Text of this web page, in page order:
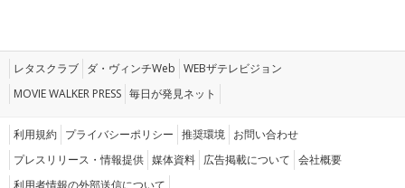
レタスクラブ ダ・ヴィンチWeb WEBザテレビジョン
MOVIE WALKER PRESS 毎日が発見ネット
利用規約 プライバシーポリシー 推奨環境 お問い合わせ
プレスリリース・情報提供 媒体資料 広告掲載について 会社概要
利用者情報の外部送信について